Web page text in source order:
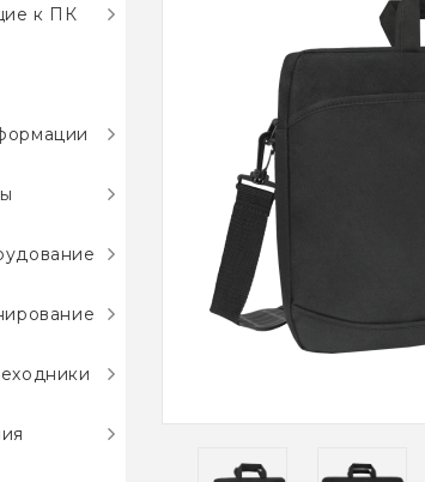
к ПК